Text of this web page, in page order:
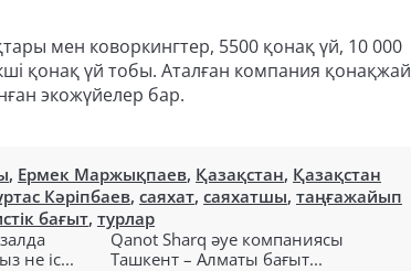
мен коворкингтер, 5500 қонақ үй, 10 000
қонақ үй тобы. Аталған компания қонақжай
экожүйелер бар.
, Ермек Маржықпаев, Қазақстан, Қазақстан
Кәріпбаев, саяхат, саяхатшы, таңғажайып
бағыт, турлар
не іс...
Qanot Sharq әуе компаниясы
Ташкент – Алматы бағыт...